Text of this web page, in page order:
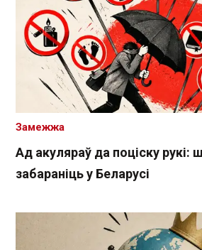
Ад акуляраў да поціску
забараніць у Беларусі
Замежжа